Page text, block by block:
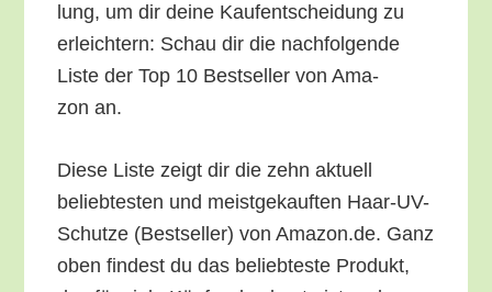
lung, um dir dei­ne Kauf­ent­schei­dung zu
erleich­tern: Schau dir die nach­fol­gen­de
Lis­te der Top 10 Best­sel­ler von Ama­
zon an.
Die­se Lis­te zeigt dir die zehn aktu­ell
belieb­tes­ten und meist­ge­kauf­ten Haar-UV-
Schut­ze (Best­sel­ler) von Amazon.de. Ganz
oben fin­dest du das belieb­tes­te Pro­dukt,